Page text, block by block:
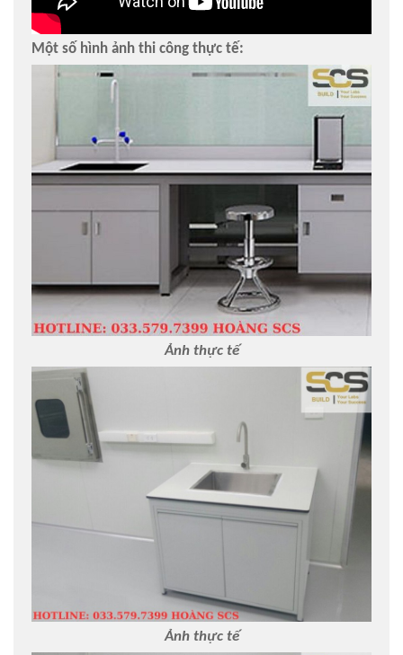
Một số hình ảnh thi công thực tế:
Ảnh thực tế
Ảnh thực tế